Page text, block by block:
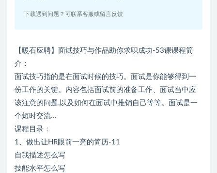
下载遇到问题？可联系客服或留言反馈
【暖石应聘】面试技巧与作品助你求职成功-53课课程简
介：
面试技巧指的是在面试时候的技巧。面试是你能够得到一
份工作的关键。内容包括面试前的准备工作、面试当中应
该注意的问题,以及如何在面试中推销自己等等。面试是一
个短时交流…
课程目录：
1、做出让HR眼前一亮的简历-11
自我描述怎么写
技能水平怎么写